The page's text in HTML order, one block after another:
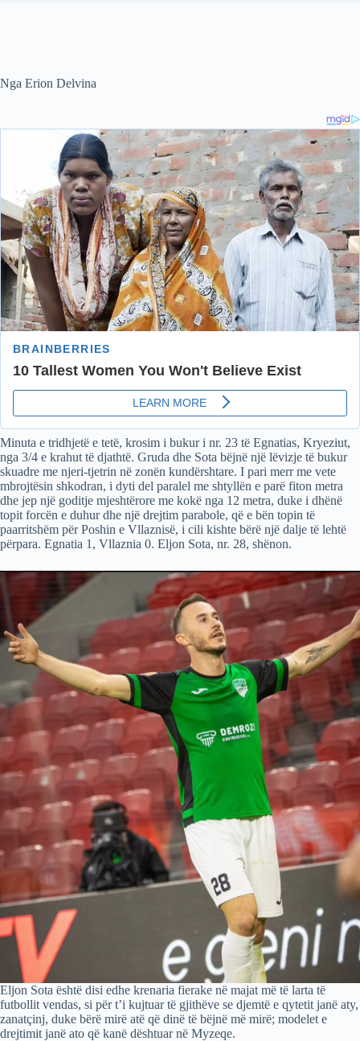
Nga Erion Delvina
Minuta e tridhjetë e tetë, krosim i bukur i nr. 23 të Egnatias, Kryeziut,
nga 3/4 e krahut të djathtë. Gruda dhe Sota bëjnë një lëvizje të bukur
skuadre me njeri-tjetrin në zonën kundërshtare. I pari merr me vete
mbrojtësin shkodran, i dyti del paralel me shtyllën e parë fiton metra
dhe jep një goditje mjeshtërore me kokë nga 12 metra, duke i dhënë
topit forcën e duhur dhe një drejtim parabole, që e bën topin të
paarritshëm për Poshin e Vllaznisë, i cili kishte bërë një dalje të lehtë
përpara. Egnatia 1, Vllaznia 0. Eljon Sota, nr. 28, shënon.
Eljon Sota është disi edhe krenaria fierake në majat më të larta të
futbollit vendas, si për t’i kujtuar të gjithëve se djemtë e qytetit janë aty,
zanatçinj, duke bërë mirë atë që dinë të bëjnë më mirë; modelet e
drejtimit janë ato që kanë dështuar në Myzeqe.